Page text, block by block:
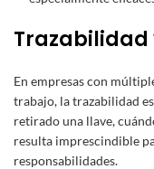
En empresas con
trabajo, la trazabilidad
retirado una llave,
resulta imprescindible
responsabilidades.